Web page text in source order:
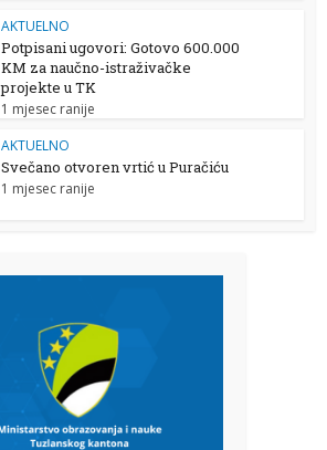
AKTUELNO
Potpisani ugovori: Gotovo 600.000
KM za naučno-istraživačke
projekte u TK
1 mjesec ranije
AKTUELNO
Svečano otvoren vrtić u Puračiću
1 mjesec ranije